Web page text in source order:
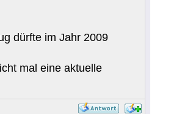
dürfte im Jahr 2009
mal eine aktuelle